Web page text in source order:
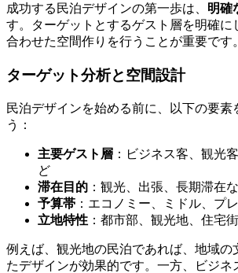
成功する民泊デザインの第一歩は、 明確
す。ターゲットとするゲスト層を明確に
合わせた空間作りを行うことが重要です。
ターゲット分析と空間設計
民泊デザインを始める前に、以下の要素
う：
主要ゲスト層 ：ビジネス客、観光
ど
滞在目的 ：観光、出張、長期滞在
予算帯 ：エコノミー、ミドル、プ
立地特性 ：都市部、観光地、住宅
例えば、観光地の民泊であれば、地域の
たデザインが効果的です。一方、ビジネ